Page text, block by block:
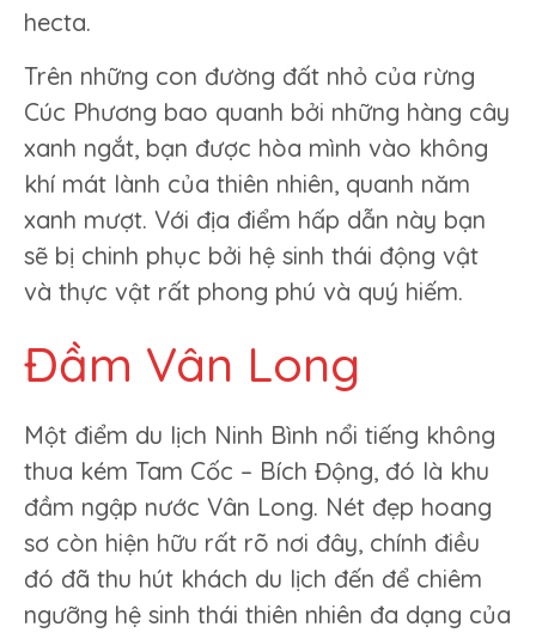
hecta.
Trên những con đường đất nhỏ của rừng
Cúc Phương bao quanh bởi những hàng cây
xanh ngắt, bạn được hòa mình vào không
khí mát lành của thiên nhiên, quanh năm
xanh mượt. Với địa điểm hấp dẫn này bạn
sẽ bị chinh phục bởi hệ sinh thái động vật
và thực vật rất phong phú và quý hiếm.
Đầm Vân Long
Một điểm du lịch Ninh Bình nổi tiếng không
thua kém Tam Cốc – Bích Động, đó là khu
đầm ngập nước Vân Long. Nét đẹp hoang
sơ còn hiện hữu rất rõ nơi đây, chính điều
đó đã thu hút khách du lịch đến để chiêm
ngưỡng hệ sinh thái thiên nhiên đa dạng của